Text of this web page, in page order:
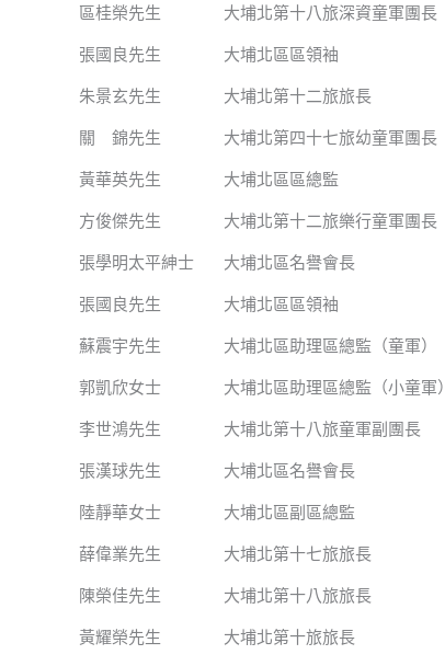
區桂榮先生 大埔北第十八旅深資童軍團長
張國良先生 大埔北區區領袖
朱景玄先生 大埔北第十二旅旅長
關 錦先生 大埔北第四十七旅幼童軍團長
黃華英先生 大埔北區區總監
方俊傑先生 大埔北第十二旅樂行童軍團長
張學明太平紳士 大埔北區名譽會長
張國良先生 大埔北區區領袖
蘇震宇先生 大埔北區助理區總監（童軍）
郭凱欣女士 大埔北區助理區總監（小童軍）
李世鴻先生 大埔北第十八旅童軍副團長
張漢球先生 大埔北區名譽會長
陸靜華女士 大埔北區副區總監
薛偉業先生 大埔北第十七旅旅長
陳榮佳先生 大埔北第十八旅旅長
黃耀榮先生 大埔北第十旅旅長